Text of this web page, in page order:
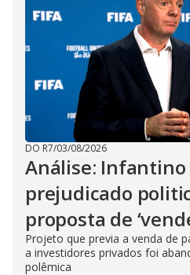
DO R7/03/08/2026
Análise: Infantino
prejudicado
proposta de
Projeto que previa a venda de
a investidores privados foi
polêmica